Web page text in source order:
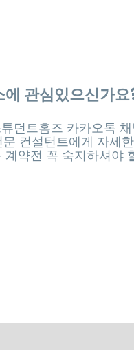
에 관심있으신가요
던트홈즈 카카오톡
컨설턴트에게 자세
약전 꼭 숙지하셔야